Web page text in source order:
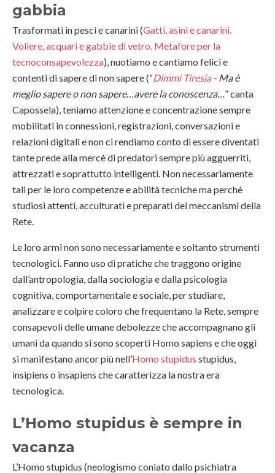
gabbia
Trasformati in pesci e canarini (Gatti, asini e canarini.
Voliere, acquari e gabbie di vetro. Metafore per la
tecnoconsapevolezza), nuotiamo e cantiamo felici e
contenti di sapere di non sapere (“Dimmi Tiresia- Ma è
meglio sapere o non sapere… avere la conoscenza… ” canta
Capossela), teniamo attenzione e concentrazione sempre
mobilitati in connessioni, registrazioni, conversazioni e
relazioni digitali e non ci rendiamo conto di essere diventati
tante prede alla mercè di predatori sempre più agguerriti,
attrezzati e soprattutto intelligenti. Non necessariamente
tali per le loro competenze e abilità tecniche ma perché
studiosi attenti, acculturati e preparati dei meccanismi della
Rete.
Le loro armi non sono necessariamente e soltanto strumenti
tecnologici. Fanno uso di pratiche che traggono origine
dall’antropologia, dalla sociologia e dalla psicologia
cognitiva, comportamentale e sociale, per studiare,
analizzare e colpire coloro che frequentano la Rete, sempre
consapevoli delle umane debolezze che accompagnano gli
umani da quando si sono scoperti Homo sapiens e che oggi
si manifestano ancor più nell’Homo stupidus stupidus,
insipiens o insapiens che caratterizza la nostra era
tecnologica.
L’Homo stupidus è sempre in
vacanza
L’Homo stupidus (neologismo coniato dallo psichiatra